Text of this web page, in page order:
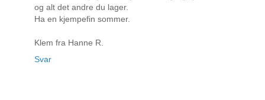
og alt det andre du lager.
Ha en kjempefin sommer.
Klem fra Hanne R.
Svar